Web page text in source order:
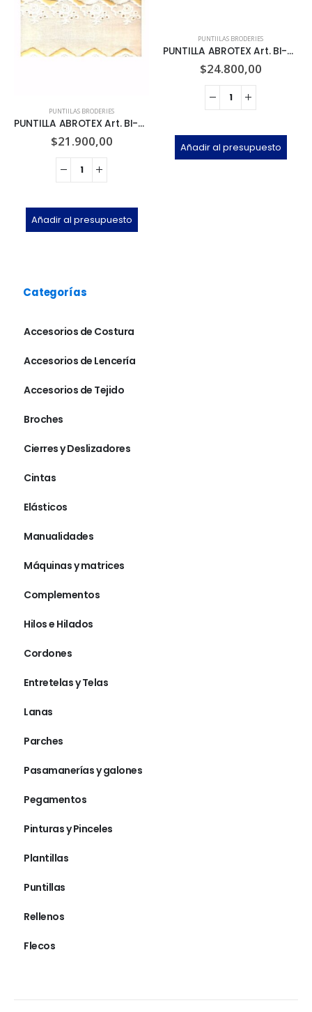
PUNTIILAS BRODERIES
PUNTILLA ABROTEX Art. BI-262-15 x 13.7m
$21.900,00
Añadir al presupuesto
PUNTIILAS BRODERIES
PUNTILLA ABROTEX Art. BI-262-6 x 13.7m
$24.800,00
Añadir al presupuesto
Categorías
Accesorios de Costura
Accesorios de Lencería
Accesorios de Tejido
Broches
Cierres y Deslizadores
Cintas
Elásticos
Manualidades
Máquinas y matrices
Complementos
Hilos e Hilados
Cordones
Entretelas y Telas
Lanas
Parches
Pasamanerías y galones
Pegamentos
Pinturas y Pinceles
Plantillas
Puntillas
Rellenos
Flecos